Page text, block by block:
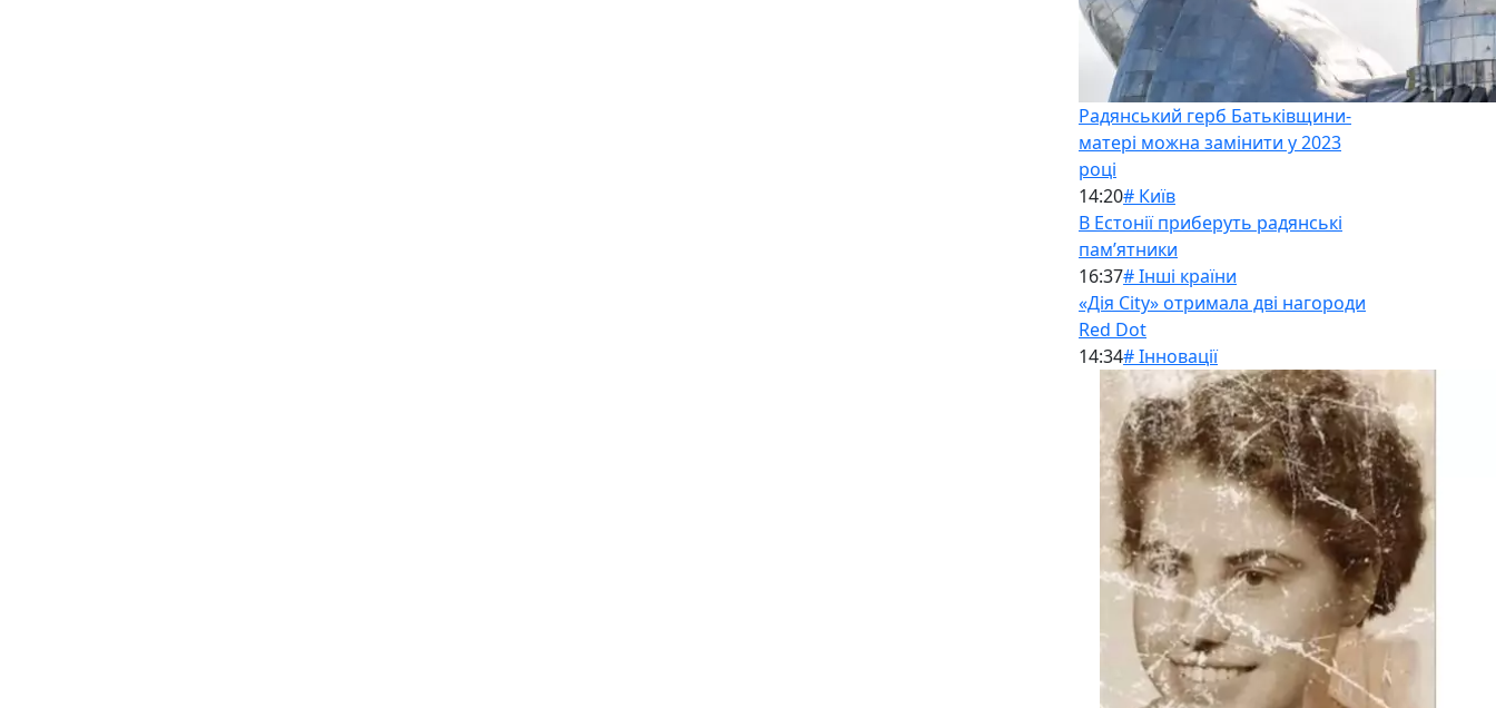
Радянський герб Батьківщини-
матері можна замінити у 2023
році
14:20# Київ
В Естонії приберуть радянські
памʼятники
16:37# Інші країни
«Дія City» отримала дві нагороди
Red Dot
14:34# Інновації